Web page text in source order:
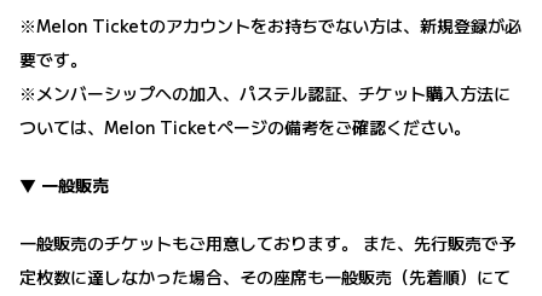
※Melon Ticketのアカウントをお持ちでない方は、新規登録が必
要です。
※メンバーシップへの加入、パステル認証、チケット購入方法に
ついては、Melon Ticketページの備考をご確認ください。
▼ 一般販売
一般販売のチケットもご用意しております。 また、先行販売で予
定枚数に達しなかった場合、その座席も一般販売（先着順）にて